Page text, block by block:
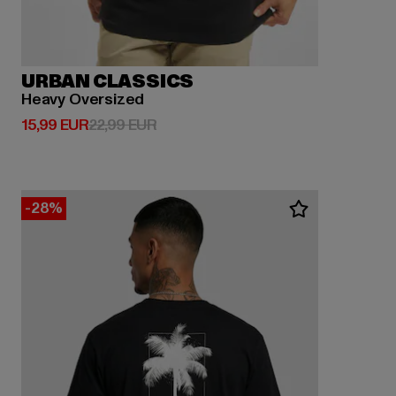
URBAN CLASSICS
Heavy Oversized
15,99 EUR
Derzeitiger Preis: 15,99 EUR
22,99 EURAktionspreis: 22,99 EUR
-28%